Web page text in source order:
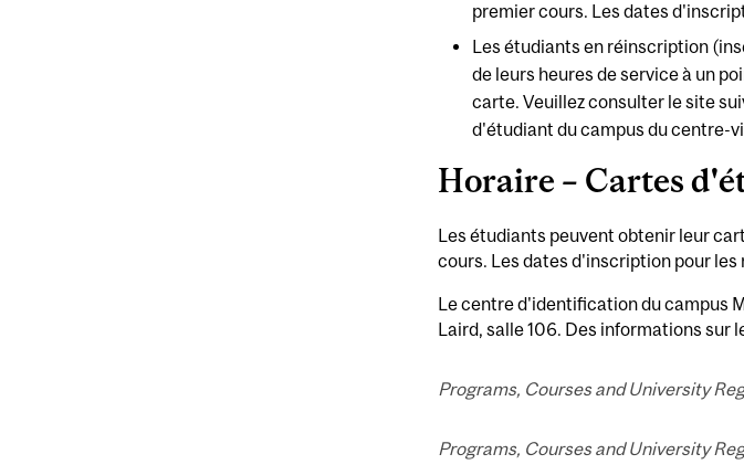
premier cours. Les dates
Les étudiants en réinscription
de leurs heures de service à un
carte. Veuillez consulter le site
d'étudiant du campus du centre-
Horaire – Cartes
Les étudiants peuvent obtenir leur
cours. Les dates d'inscription pour
Le centre d'identification du campus
Laird, salle 106. Des informations
Programs, Courses and University
Programs, Courses and University